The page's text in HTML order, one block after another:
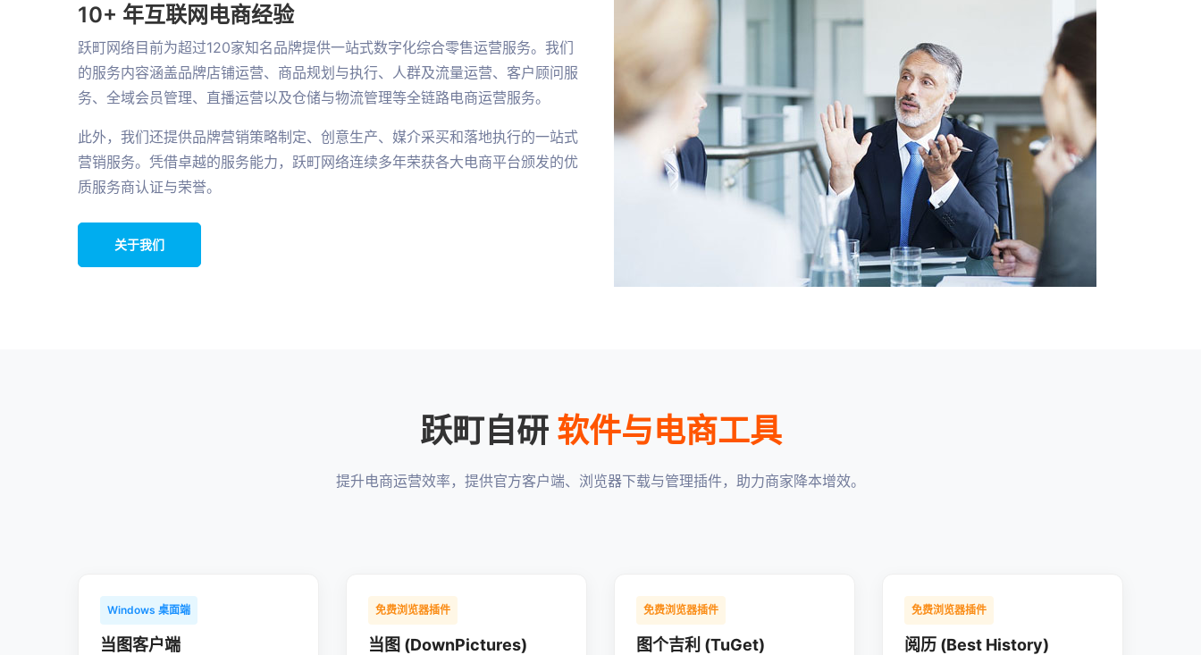
10+ 年互联网电商经验
跃町网络目前为超过120家知名品牌提供一站式数字化综合零售运营服务。我们
的服务内容涵盖品牌店铺运营、商品规划与执行、人群及流量运营、客户顾问服
务、全域会员管理、直播运营以及仓储与物流管理等全链路电商运营服务。
此外，我们还提供品牌营销策略制定、创意生产、媒介采买和落地执行的一站式
营销服务。凭借卓越的服务能力，跃町网络连续多年荣获各大电商平台颁发的优
质服务商认证与荣誉。
关于我们
跃町自研 软件与电商工具
提升电商运营效率，提供官方客户端、浏览器下载与管理插件，助力商家降本增效。
Windows 桌面端
当图客户端
免费浏览器插件
当图 (DownPictures)
免费浏览器插件
图个吉利 (TuGet)
免费浏览器插件
阅历 (Best History)